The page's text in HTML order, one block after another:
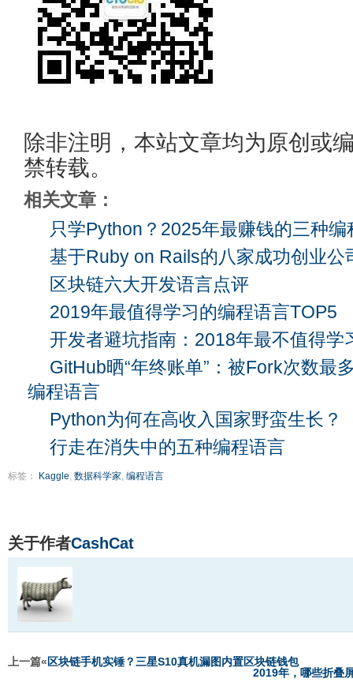
除非注明，本站文章均为原创或
禁转载。
相关文章：
只学Python？2025年最赚钱的三种编
基于Ruby on Rails的八家成功创业公
区块链六大开发语言点评
2019年最值得学习的编程语言TOP5
开发者避坑指南：2018年最不值得学
GitHub晒“年终账单”：被Fork次数最
编程语言
Python为何在高收入国家野蛮生长？
行走在消失中的五种编程语言
标签： Kaggle, 数据科学家, 编程语言
关于作者CashCat
上一篇«区块链手机实锤？三星S10真机漏图内置区块链钱包
2019年，哪些折叠